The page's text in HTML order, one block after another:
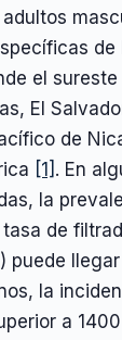
de
el
El
de
[1] . En
la
de
puede
la
a